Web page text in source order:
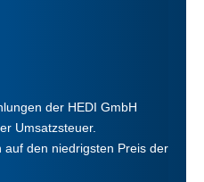
der HEDI GmbH
Umsatzsteuer.
auf den niedrigsten Preis der